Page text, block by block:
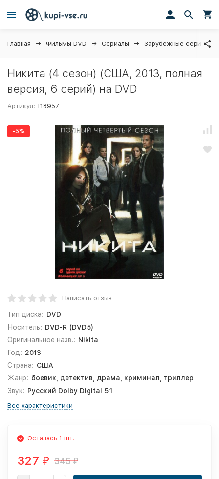
Главная Фильмы DVD Сериалы Зарубежные сериалы
Никита (4 сезон) (США, 2013, полная
версия, 6 серий) на DVD
Артикул: f18957
-5%
Написать отзыв
Тип диска: DVD
Носитель: DVD-R (DVD5)
Оригинальное назв.: Nikita
Год: 2013
Страна: США
Жанр: боевик, детектив, драма, криминал, триллер
Звук: Русский Dolby Digital 5.1
Все характеристики
Осталась 1 шт.
327 ₽ 345₽